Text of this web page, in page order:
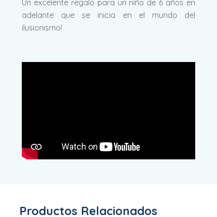
Un excelente regalo para un niño de 6 años en
adelante que se inicia en el mundo del
ilusionismo!
Productos Relacionados